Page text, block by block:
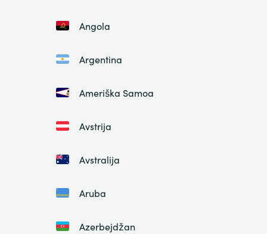
Angola
Argentina
Ameriška Samoa
Avstrija
Avstralija
Aruba
Azerbejdžan